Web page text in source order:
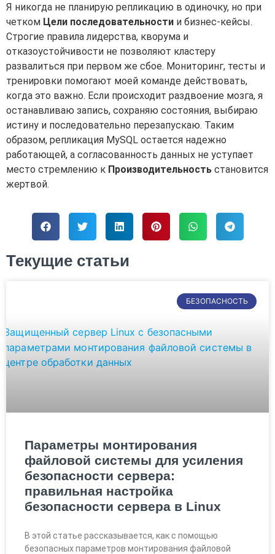
Я никогда не планирую репликацию в одиночку, но при
четком Цели последовательности и бизнес-кейсы.
Строгие правила лидерства, кворума и
отказоустойчивости не позволяют кластеру
развалиться при первом же сбое. Мониторинг, тесты и
тренировки помогают моей команде действовать,
когда это важно. Если происходит раздвоение мозга, я
останавливаю запись, сохраняю состояния, выбираю
истину и последовательно перезапускаю. Таким
образом, репликация MySQL остается надежно
работающей, а согласованность данных не уступает
место стремлению к Производительность становится
жертвой.
Текущие статьи
БЕЗОПАСНОСТЬ
Параметры монтирования
файловой системы для усиления
безопасности сервера:
правильная настройка
безопасности сервера в Linux
В этой статье рассказывается, как с помощью
безопасных параметров монтирования файловой